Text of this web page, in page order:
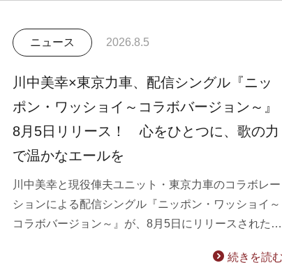
ニュース 2026.8.5
川中美幸×東京力車、配信シングル『ニッ
ポン・ワッショイ～コラボバージョン～』
8月5日リリース！ 心をひとつに、歌の力
で温かなエールを
川中美幸と現役俥夫ユニット・東京力車のコラボレー
ションによる配信シングル『ニッポン・ワッショイ～
コラボバージョン～』が、8月5日にリリースされた…
続きを読む